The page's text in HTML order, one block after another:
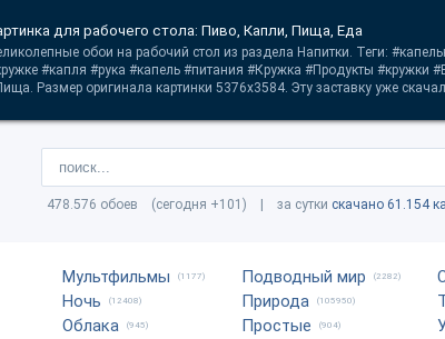
для рабочего стола: Пиво, Капли, Пища, Еда
обои на рабочий стол из раздела Напитки. Теги:
#капля #рука #капель #питания #Кружка #Продукты #кружки
Размер оригинала картинки 5376x3584. Эту заставку уже
478.576 обоев (сегодня +101) | за сутки скачано 61.154
Мультфильмы (1177)
Ночь (12408)
Облака (945)
Подводный мир (2282)
Природа (105950)
Простые (904)